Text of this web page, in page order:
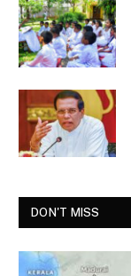
DON'T MISS